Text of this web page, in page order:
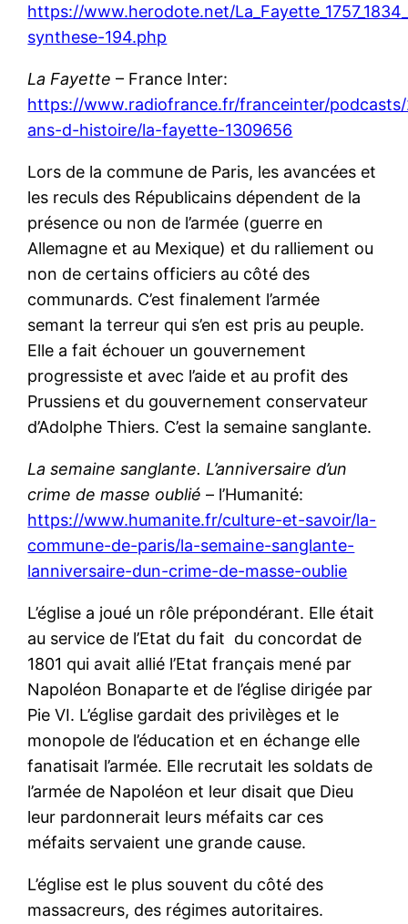
https://www.herodote.net/
synthese-194.php
La Fayette – France Inter:
https://www.radiofrance.fr/franceinter/
ans-d-histoire/la-fayette-1309656
Lors de la commune de Paris, les avancées et
les reculs des Républicains dépendent de la
présence ou non de l’armée (guerre en
Allemagne et au Mexique) et du ralliement ou
non de certains officiers au côté des
communards. C’est finalement l’armée
semant la terreur qui s’en est pris au peuple.
Elle a fait échouer un gouvernement
progressiste et avec l’aide et au profit des
Prussiens et du gouvernement conservateur
d’Adolphe Thiers. C’est la semaine sanglante.
La semaine sanglante. L’anniversaire d’un
crime de masse oublié – l’Humanité:
https://www.humanite.fr/culture-et-savoir/la-
commune-de-paris/la-semaine-sanglante-
lanniversaire-dun-crime-de-masse-oublie
L’église a joué un rôle prépondérant. Elle était
au service de l’Etat du fait du concordat de
1801 qui avait allié l’Etat français mené par
Napoléon Bonaparte et de l’église dirigée par
Pie VI. L’église gardait des privilèges et le
monopole de l’éducation et en échange elle
fanatisait l’armée. Elle recrutait les soldats de
l’armée de Napoléon et leur disait que Dieu
leur pardonnerait leurs méfaits car ces
méfaits servaient une grande cause.
L’église est le plus souvent du côté des
massacreurs, des régimes autoritaires.